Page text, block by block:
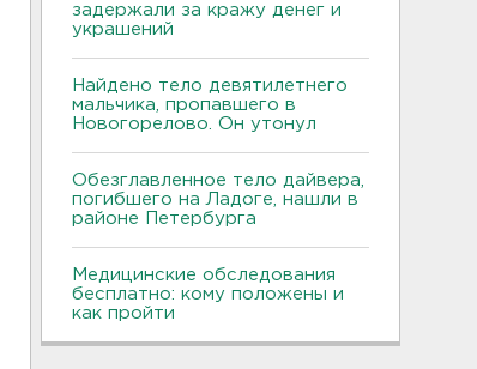
задержали за кражу денег и
украшений
Найдено тело девятилетнего
мальчика, пропавшего в
Новогорелово. Он утонул
Обезглавленное тело дайвера,
погибшего на Ладоге, нашли в
районе Петербурга
Медицинские обследования
бесплатно: кому положены и
как пройти